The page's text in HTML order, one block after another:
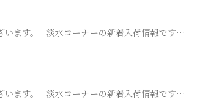
います。 淡水コーナーの新着入荷情報です…
います。 淡水コーナーの新着入荷情報です…